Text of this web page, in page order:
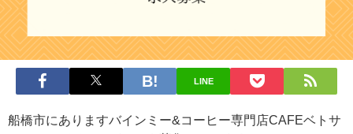
LINE
船橋市にありますバインミー&コーヒー専門店CAFEベトサ